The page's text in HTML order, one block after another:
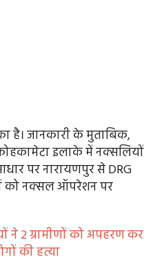
है। जानकारी के मुताबिक,
इलाके में नक्सलियों
पर नारायणपुर से DRG
को नक्सल ऑपरेशन पर
ने 2 ग्रामीणों को अपहरण कर
की हत्या